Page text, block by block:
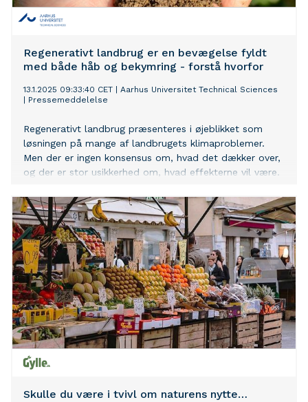
Regenerativt landbrug er en bevægelse fyldt
med både håb og bekymring - forstå hvorfor
13.1.2025 09:33:40 CET
Aarhus Universitet Technical Sciences
Pressemeddelelse
Regenerativt landbrug præsenteres i øjeblikket som
løsningen på mange af landbrugets klimaproblemer.
Men der er ingen konsensus om, hvad det dækker over,
og der er stor usikkerhed om, hvad effekterne vil være.
Skulle du være i tvivl om naturens nytte…